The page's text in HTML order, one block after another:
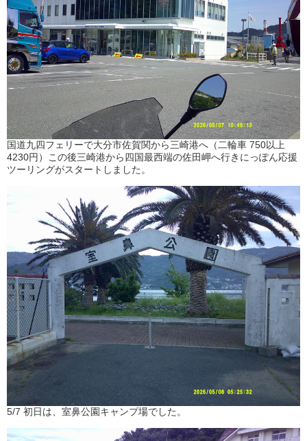
国道九四フェリーで大分市佐賀関から三崎港へ（二輪車 750以上
4230円）この後三崎港から四国最西端の佐田岬へ行きにっぽん応援
ツーリングがスタートしました。
5/7 初日は、室鼻公園キャンプ場でした。